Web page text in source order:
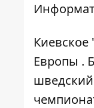
Европы .